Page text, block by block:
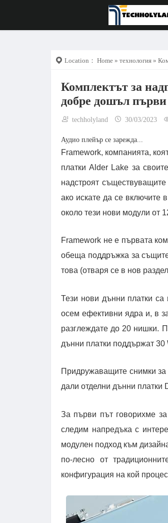
Location： Home » технология »
Комплектът за
добре дошъл
techholyland 30/03/2023
Аудио плейър се зарежда...
Framework, компанията,
платки Alder Lake за
надстроят
ако искате да се включите
около тези нови модули от
Framework не е първата
обеща поддръжка за
това (отваря се в нов
Тези нови дънни платки
осем ефективни ядра и, в
разглеждате до 20 нишки.
дънни платки поддържат 30
Придружаващите снимки за
дали отделни дънни
За първи път говорихме
следим напредъка с
модулен подход към
по-лесно от
конфигурация на кой